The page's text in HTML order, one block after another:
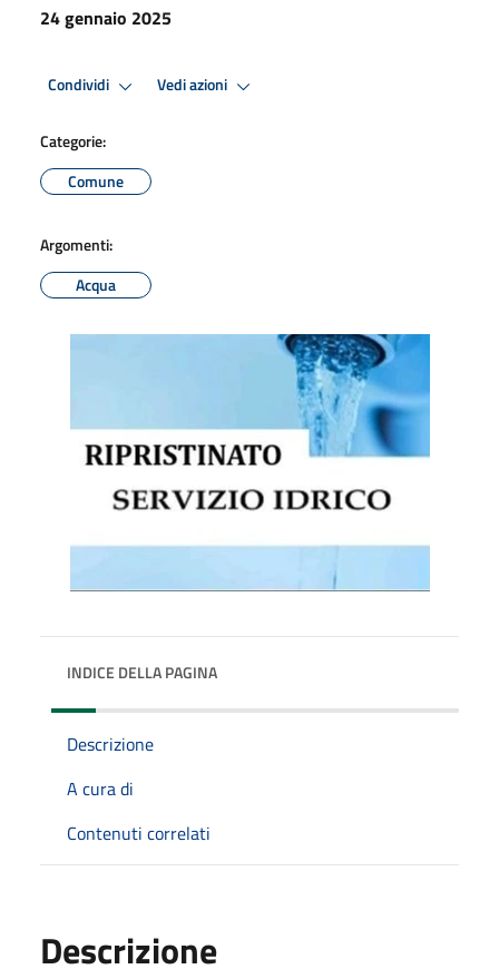
24 gennaio 2025
Condividi Vedi azioni
Categorie:
Comune
Argomenti:
Acqua
INDICE DELLA PAGINA
Descrizione
A cura di
Contenuti correlati
Descrizione